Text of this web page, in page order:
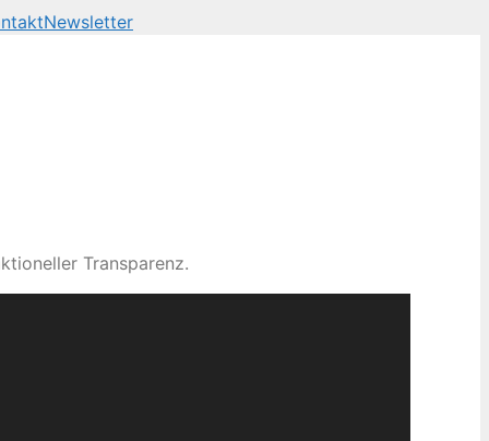
Newsletter
Transparenz.